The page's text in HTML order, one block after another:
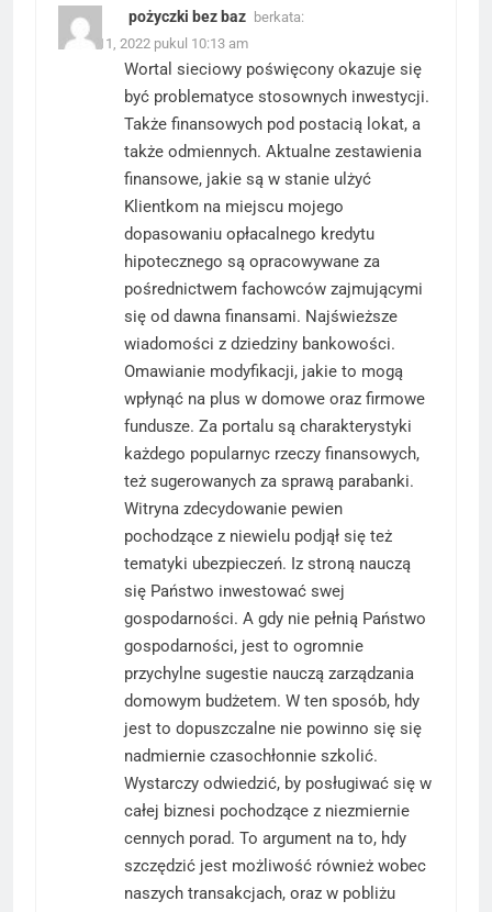
pożyczki bez baz berkata:
Maret 11, 2022 pukul 10:13 am
Wortal sieciowy poświęcony okazuje się
być problematyce stosownych inwestycji.
Także finansowych pod postacią lokat, a
także odmiennych. Aktualne zestawienia
finansowe, jakie są w stanie ulżyć
Klientkom na miejscu mojego
dopasowaniu opłacalnego kredytu
hipotecznego są opracowywane za
pośrednictwem fachowców zajmującymi
się od dawna finansami. Najświeższe
wiadomości z dziedziny bankowości.
Omawianie modyfikacji, jakie to mogą
wpłynąć na plus w domowe oraz firmowe
fundusze. Za portalu są charakterystyki
każdego popularnyc rzeczy finansowych,
też sugerowanych za sprawą parabanki.
Witryna zdecydowanie pewien
pochodzące z niewielu podjął się też
tematyki ubezpieczeń. Iz stroną nauczą
się Państwo inwestować swej
gospodarności. A gdy nie pełnią Państwo
gospodarności, jest to ogromnie
przychylne sugestie nauczą zarządzania
domowym budżetem. W ten sposób, hdy
jest to dopuszczalne nie powinno się się
nadmiernie czasochłonnie szkolić.
Wystarczy odwiedzić, by posługiwać się w
całej biznesi pochodzące z niezmiernie
cennych porad. To argument na to, hdy
szczędzić jest możliwość również wobec
naszych transakcjach, oraz w pobliżu